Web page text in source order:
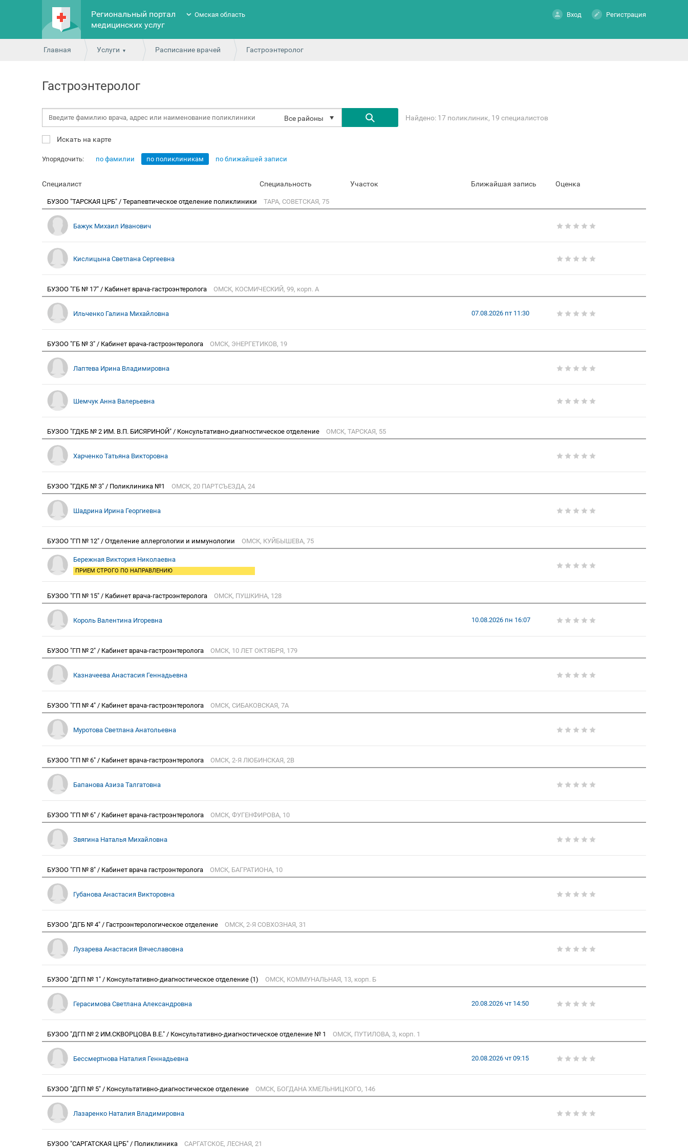
Региональный портал
медицинских услуг
Омская область Вход Регистрация
Главная Услуги Расписание врачей Гастроэнтеролог
Гастроэнтеролог
Все районы Найдено: 17 поликлиник, 19 специалистов
Искать на карте
Упорядочить: по фамилии по поликлиникам по ближайшей записи
Специалист Специальность Участок Ближайшая запись Оценка
БУЗОО "ТАРСКАЯ ЦРБ" / Терапевтическое отделение поликлиники ТАРА, СОВЕТСКАЯ, 75
Бажук Михаил Иванович
Кислицына Светлана Сергеевна
БУЗОО "ГБ № 17" / Кабинет врача-гастроэнтеролога ОМСК, КОСМИЧЕСКИЙ, 99, корп. А
Ильченко Галина Михайловна 07.08.2026 пт 11:30
БУЗОО "ГБ № 3" / Кабинет врача-гастроэнтеролога ОМСК, ЭНЕРГЕТИКОВ, 19
Лаптева Ирина Владимировна
Шемчук Анна Валерьевна
БУЗОО "ГДКБ № 2 ИМ. В.П. БИСЯРИНОЙ" / Консультативно-диагностическое отделение ОМСК, ТАРСКАЯ, 55
Харченко Татьяна Викторовна
БУЗОО "ГДКБ № 3" / Поликлиника №1 ОМСК, 20 ПАРТСЪЕЗДА, 24
Шадрина Ирина Георгиевна
БУЗОО "ГП № 12" / Отделение аллергологии и иммунологии ОМСК, КУЙБЫШЕВА, 75
Бережная Виктория Николаевна
ПРИЕМ СТРОГО ПО НАПРАВЛЕНИЮ
БУЗОО "ГП № 15" / Кабинет врача-гастроэнтеролога ОМСК, ПУШКИНА, 128
Король Валентина Игоревна 10.08.2026 пн 16:07
БУЗОО "ГП № 2" / Кабинет врача-гастроэнтеролога ОМСК, 10 ЛЕТ ОКТЯБРЯ, 179
Казначеева Анастасия Геннадьевна
БУЗОО "ГП № 4" / Кабинет врача-гастроэнтеролога ОМСК, СИБАКОВСКАЯ, 7А
Муротова Светлана Анатольевна
БУЗОО "ГП № 6" / Кабинет врача-гастроэнтеролога ОМСК, 2-Я ЛЮБИНСКАЯ, 2В
Бапанова Азиза Талгатовна
БУЗОО "ГП № 6" / Кабинет врача-гастроэнтеролога ОМСК, ФУГЕНФИРОВА, 10
Звягина Наталья Михайловна
БУЗОО "ГП № 8" / Кабинет врача гастроэнтеролога ОМСК, БАГРАТИОНА, 10
Губанова Анастасия Викторовна
БУЗОО "ДГБ № 4" / Гастроэнтерологическое отделение ОМСК, 2-Я СОВХОЗНАЯ, 31
Лузарева Анастасия Вячеславовна
БУЗОО "ДГП № 1" / Консультативно-диагностическое отделение (1) ОМСК, КОММУНАЛЬНАЯ, 13, корп. Б
Герасимова Светлана Александровна 20.08.2026 чт 14:50
БУЗОО "ДГП № 2 ИМ.СКВОРЦОВА В.Е." / Консультативно-диагностическое отделение № 1 ОМСК, ПУТИЛОВА, 3, корп. 1
Бессмертнова Наталия Геннадьевна 20.08.2026 чт 09:15
БУЗОО "ДГП № 5" / Консультативно-диагностическое отделение ОМСК, БОГДАНА ХМЕЛЬНИЦКОГО, 146
Лазаренко Наталия Владимировна
БУЗОО "САРГАТСКАЯ ЦРБ" / Поликлиника САРГАТСКОЕ, ЛЕСНАЯ, 21